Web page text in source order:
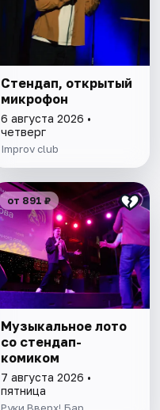
Стендап, открытый
микрофон
6 августа 2026 •
четверг
Improv club
от 891 ₽
Музыкальное лото
со стендап-
комиком
7 августа 2026 •
пятница